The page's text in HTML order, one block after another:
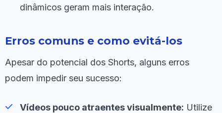
dinâmicos geram mais interação.
Erros comuns e como evitá-los
Apesar do potencial dos Shorts, alguns erros
podem impedir seu sucesso:
Vídeos pouco atraentes visualmente: Utilize